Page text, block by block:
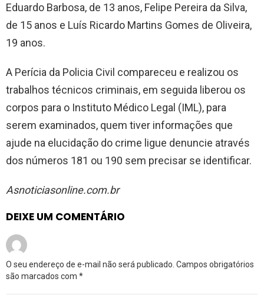
Eduardo Barbosa, de 13 anos, Felipe Pereira da Silva,
de 15 anos e Luís Ricardo Martins Gomes de Oliveira,
19 anos.
A Perícia da Policia Civil compareceu e realizou os
trabalhos técnicos criminais, em seguida liberou os
corpos para o Instituto Médico Legal (IML), para
serem examinados, quem tiver informações que
ajude na elucidação do crime ligue denuncie através
dos números 181 ou 190 sem precisar se identificar.
Asnoticiasonline.com.br
DEIXE UM COMENTÁRIO
O seu endereço de e-mail não será publicado. Campos obrigatórios
são marcados com *